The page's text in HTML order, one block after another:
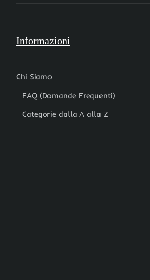
Informazioni
Chi Siamo
FAQ (Domande Frequenti)
Categorie dalla A alla Z